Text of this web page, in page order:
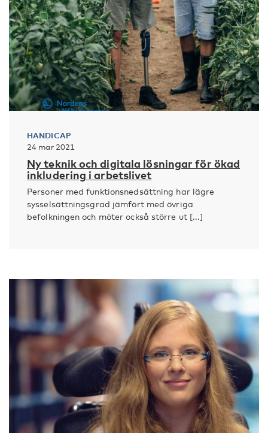
HANDICAP
24 mar 2021
Ny teknik och digitala lösningar för ökad
inkludering i arbetslivet
Personer med funktionsnedsättning har lägre
sysselsättningsgrad jämfört med övriga
befolkningen och möter också större ut [...]